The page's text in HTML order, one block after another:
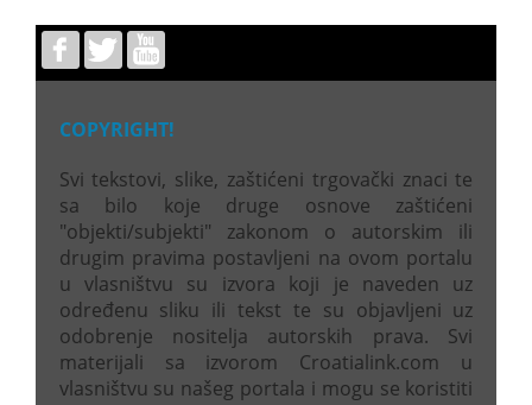
COPYRIGHT!
Svi tekstovi, slike, zaštićeni trgovački znaci te
sa bilo koje druge osnove zaštićeni
"objekti/subjekti" zakonom o autorskim ili
drugim pravima postavljeni na ovom portalu
u vlasništvu su izvora koji je naveden uz
određenu sliku ili tekst te su objavljeni uz
odobrenje nositelja autorskih prava. Svi
materijali sa izvorom Croatialink.com u
vlasništvu su našeg portala i mogu se koristiti